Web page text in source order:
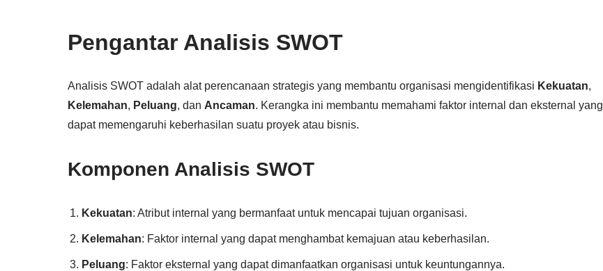
Pengantar Analisis SWOT
Analisis SWOT adalah alat perencanaan strategis yang membantu organisasi mengidentifikasi Kekuatan,
Kelemahan, Peluang, dan Ancaman. Kerangka ini membantu memahami faktor internal dan eksternal yang
dapat memengaruhi keberhasilan suatu proyek atau bisnis.
Komponen Analisis SWOT
Kekuatan: Atribut internal yang bermanfaat untuk mencapai tujuan organisasi.
Kelemahan: Faktor internal yang dapat menghambat kemajuan atau keberhasilan.
Peluang: Faktor eksternal yang dapat dimanfaatkan organisasi untuk keuntungannya.